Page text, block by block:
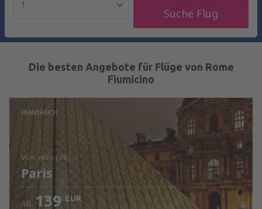
1
Suche Flug
Die besten Angebote für Flüge von Rome
Fiumicino
FRANKREICH
von: Wien (VIE)
Paris
AB 139 EUR